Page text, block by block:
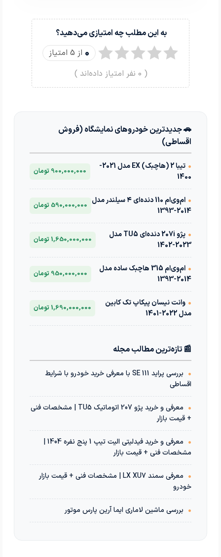
به این مطلب چه امتیازی می‌دهید؟
0 از 5 امتیاز
(
0 نفر امتیاز داده‌اند )
🚗 جدیدترین خودروهای نمایشگاه (فروش
اقساطی)
•
تیبا 2 (هاچبک) EX مدل 2021-
1400
900,000,000 تومان
•
ام‌وی‌ام 110 دنده‌ای ۴ سیلندر مدل
2014-1393
590,000,000 تومان
•
پژو 207i دنده‌ای TU5 مدل
2023-1402
1,650,000,000 تومان
•
ام‌وی‌ام 315 هاچبک ساده مدل
2014-1393
950,000,000 تومان
• وانت نیسان پیکاپ تک کابین
مدل 2022-1401
1,690,000,000 تومان
📰 تازه‌ترین مطالب مجله
•
بررسی پراید 111 SE با معرفی خرید خودرو با شرایط
اقساطی
•
معرفی و خرید پژو 207 اتوماتیک TU5 | مشخصات فنی
+ قیمت بازار
•
معرفی و خرید فیدلیتی الیت تیپ 1 پنج نفره 1404 |
مشخصات فنی + قیمت بازار
•
معرفی سمند LX XU7 | مشخصات فنی + قیمت بازار
خودرو
• بررسی ماشین لاماری ایما آرین پارس موتور